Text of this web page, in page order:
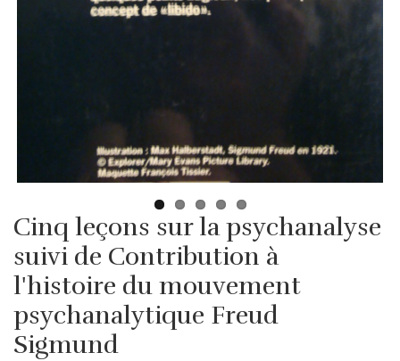
Cinq leçons sur la psychanalyse
suivi de Contribution à
l'histoire du mouvement
psychanalytique Freud
Sigmund